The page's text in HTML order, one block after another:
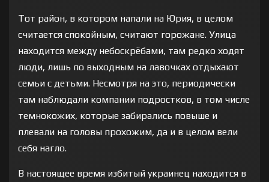
Тот район, в котором напали на Юрия, в целом
считается спокойным, считают горожане. Улица
находится между небоскрёбами, там редко ходят
люди, лишь по выходным на лавочках отдыхают
семьи с детьми. Несмотря на это, периодически
там наблюдали компании подростков, в том числе
темнокожих, которые забирались повыше и
плевали на головы прохожим, да и в целом вели
себя нагло.
В настоящее время избитый украинец находится в